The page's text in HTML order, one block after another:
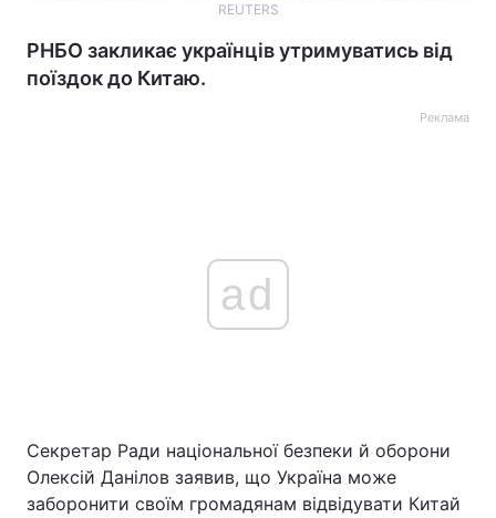
REUTERS
РНБО закликає українців утримуватись від
поїздок до Китаю.
Реклама
ad
Секретар Ради національної безпеки й оборони
Олексій Данілов заявив, що Україна може
заборонити своїм громадянам відвідувати Китай